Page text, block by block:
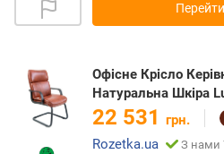
Офісне Крісло
Натуральна Шкіра
22 531 грн.
Rozetka.ua
З нами